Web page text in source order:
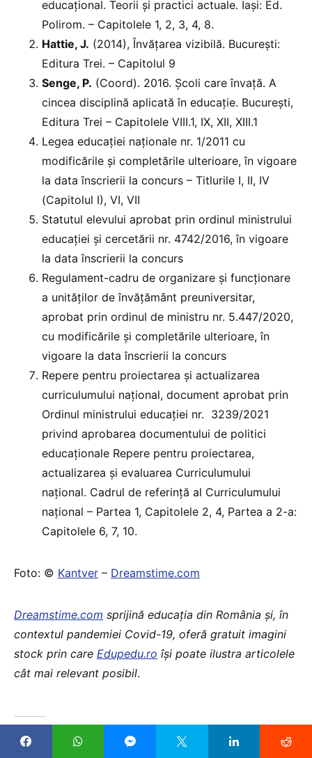
educațional. Teorii și practici actuale. Iași: Ed.
Polirom. – Capitolele 1, 2, 3, 4, 8.
Hattie, J. (2014), Învățarea vizibilă. București:
Editura Trei. – Capitolul 9
Senge, P. (Coord). 2016. Şcoli care învaţă. A
cincea disciplină aplicată în educaţie. Bucureşti,
Editura Trei – Capitolele VIII.1, IX, XII, XIII.1
Legea educației naționale nr. 1/2011 cu
modificările și completările ulterioare, în vigoare
la data înscrierii la concurs – Titlurile I, II, IV
(Capitolul I), VI, VII
Statutul elevului aprobat prin ordinul ministrului
educației și cercetării nr. 4742/2016, în vigoare
la data înscrierii la concurs
Regulament-cadru de organizare și funcționare
a unităților de învățământ preuniversitar,
aprobat prin ordinul de ministru nr. 5.447/2020,
cu modificările și completările ulterioare, în
vigoare la data înscrierii la concurs
Repere pentru proiectarea și actualizarea
curriculumului național, document aprobat prin
Ordinul ministrului educației nr. 3239/2021
privind aprobarea documentului de politici
educaționale Repere pentru proiectarea,
actualizarea și evaluarea Curriculumului
național. Cadrul de referință al Curriculumului
național – Partea 1, Capitolele 2, 4, Partea a 2-a:
Capitolele 6, 7, 10.
Foto: © Kantver – Dreamstime.com
Dreamstime.com sprijină educaţia din România şi, în
contextul pandemiei Covid-19, oferă gratuit imagini
stock prin care Edupedu.ro îşi poate ilustra articolele
cât mai relevant posibil.
Concurs directori 2022, sesiunea a treia: Înscrierile au